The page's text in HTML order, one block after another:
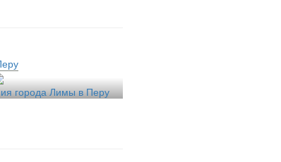
города Лимы в Перу